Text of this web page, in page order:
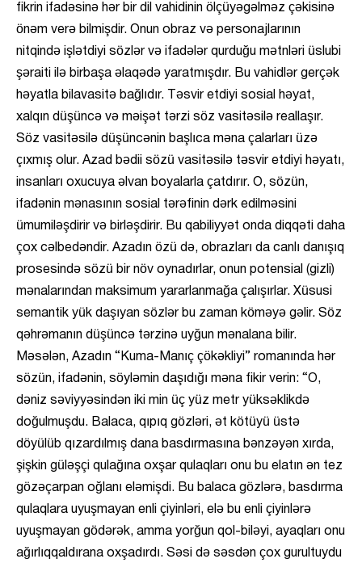
fikrin ifadəsinə hər bir dil vahidinin ölçüyəgəlməz çəkisinə
önəm verə bilmişdir. Onun obraz və personajlarının
nitqində işlətdiyi sözlər və ifadələr qurduğu mətnləri üslubi
şəraiti ilə birbaşa əlaqədə yaratmışdır. Bu vahidlər gerçək
həyatla bilavasitə bağlıdır. Təsvir etdiyi sosial həyat,
xalqın düşüncə və məişət tərzi söz vasitəsilə reallaşır.
Söz vasitəsilə düşüncənin başlıca məna çalarları üzə
çıxmış olur. Azad bədii sözü vasitəsilə təsvir etdiyi həyatı,
insanları oxucuya əlvan boyalarla çatdırır. O, sözün,
ifadənin mənasının sosial tərəfinin dərk edilməsini
ümumiləşdirir və birləşdirir. Bu qabiliyyət onda diqqəti daha
çox cəlbedəndir. Azadın özü də, obrazları da canlı danışıq
prosesində sözü bir növ oynadırlar, onun potensial (gizli)
mənalarından maksimum yararlanmağa çalışırlar. Xüsusi
semantik yük daşıyan sözlər bu zaman köməyə gəlir. Söz
qəhrəmanın düşüncə tərzinə uyğun mənalana bilir.
Məsələn, Azadın “Kuma-Manıç çökəkliyi” romanında hər
sözün, ifadənin, söyləmin daşıdığı məna fikir verin: “O,
dəniz səviyyəsindən iki min üç yüz metr yüksəklikdə
doğulmuşdu. Balaca, qıpıq gözləri, ət kötüyü üstə
döyülüb qızardılmış dana basdırmasına bənzəyən xırda,
şişkin güləşçi qulağına oxşar qulaqları onu bu elatın ən tez
gözəçarpan oğlanı eləmişdi. Bu balaca gözlərə, basdırma
qulaqlara uyuşmayan enli çiyinləri, elə bu enli çiyinlərə
uyuşmayan gödərək, amma yorğun qol-biləyi, ayaqları onu
ağırlıqqaldırana oxşadırdı. Səsi də səsdən çox gurultuydu